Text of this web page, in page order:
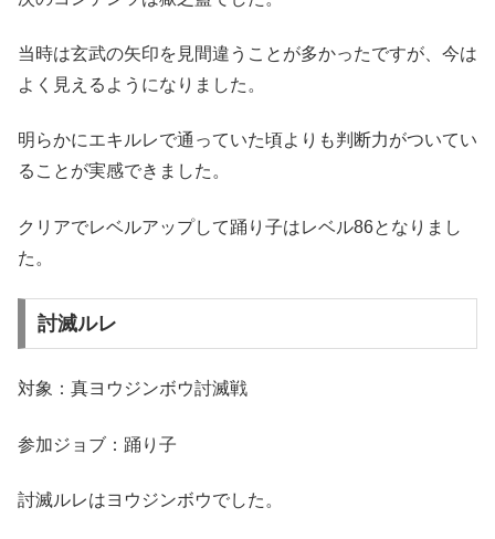
当時は玄武の矢印を見間違うことが多かったですが、今は
よく見えるようになりました。
明らかにエキルレで通っていた頃よりも判断力がついてい
ることが実感できました。
クリアでレベルアップして踊り子はレベル86となりまし
た。
討滅ルレ
対象：真ヨウジンボウ討滅戦
参加ジョブ：踊り子
討滅ルレはヨウジンボウでした。